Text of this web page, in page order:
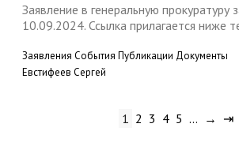
Заявление в генеральную прокуратуру
10.09.2024. Ссылка прилагается ниже
Заявления События Публикации Документы
Евстифеев Сергей
1 2 3 4 5 … → ⇥